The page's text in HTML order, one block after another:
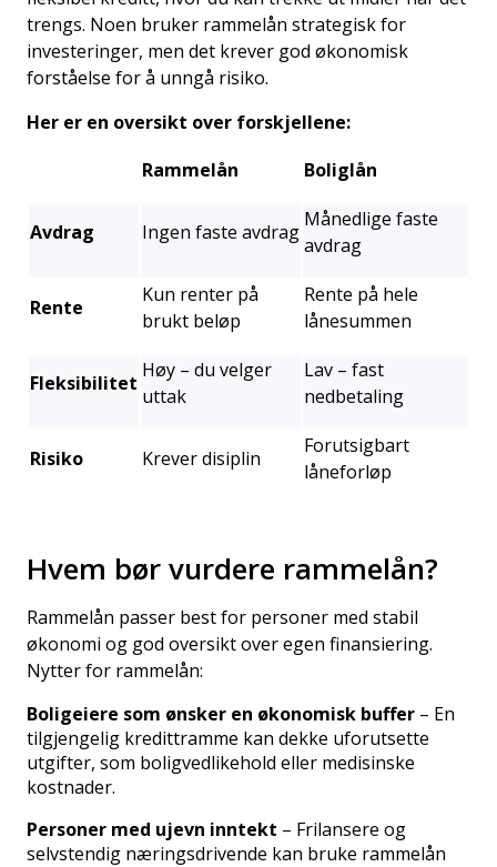
trengs. Noen bruker rammelån strategisk for
investeringer, men det krever god økonomisk
forståelse for å unngå risiko.
Her er en oversikt over forskjellene:
Rammelån
Boliglån
Avdrag Ingen faste avdrag
Månedlige faste
avdrag
Rente
Kun renter på
brukt beløp
Rente på hele
lånesummen
Fleksibilitet
Høy – du velger
uttak
Lav – fast
nedbetaling
Risiko Krever disiplin
Forutsigbart
låneforløp
Hvem bør vurdere rammelån?
Rammelån passer best for personer med stabil
økonomi og god oversikt over egen finansiering.
Nytter for rammelån:
Boligeiere som ønsker en økonomisk buffer – En
tilgjengelig kredittramme kan dekke uforutsette
utgifter, som boligvedlikehold eller medisinske
kostnader.
Personer med ujevn inntekt – Frilansere og
selvstendig næringsdrivende kan bruke rammelån